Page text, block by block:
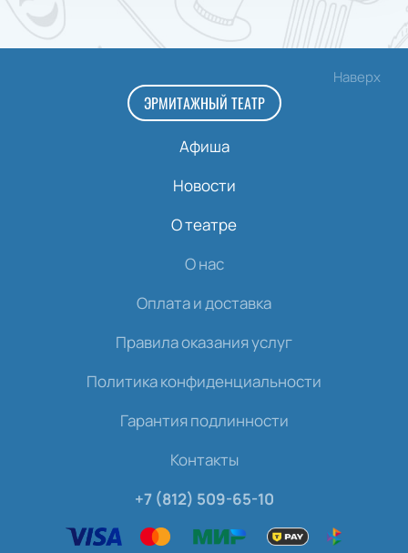
Наверх
ЭРМИТАЖНЫЙ ТЕАТР
Афиша
Новости
О театре
О нас
Оплата и доставка
Правила оказания услуг
Политика конфиденциальности
Гарантия подлинности
Контакты
+7 (812) 509-65-10